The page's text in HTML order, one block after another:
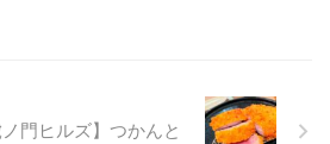
門ヒルズ】つかんと